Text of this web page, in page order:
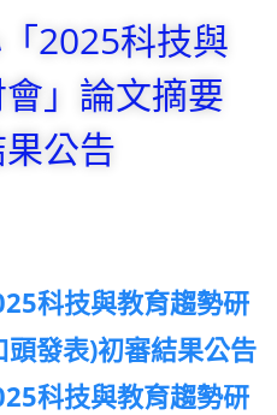
2025科技與
」論文摘要
公告
科技與教育趨勢研
發表)初審結果公告
科技與教育趨勢研